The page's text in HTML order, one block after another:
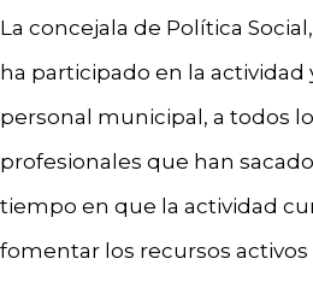
La concejala de Política
ha participado en la actividad
personal municipal, a todos
profesionales que han
tiempo en que la actividad
fomentar los recursos activos